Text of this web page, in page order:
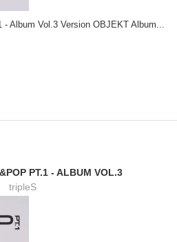
Album Vol.3 Version OBJEKT Album...
PT.1 - ALBUM VOL.3
tripleS